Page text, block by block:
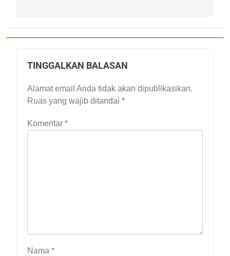
TINGGALKAN BALASAN
Alamat email Anda tidak akan dipublikasikan.
Ruas yang wajib ditandai *
Komentar *
Nama *